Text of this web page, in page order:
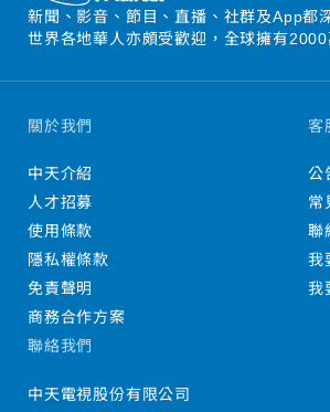
新聞、影音、節目、直播、社群及App都
世界各地華人亦頗受歡迎，全球擁有2000
關於我們
中天介紹
人才招募
使用條款
隱私權條款
免責聲明
商務合作方案
客
公
常
聯
我
我
聯絡我們
中天電視股份有限公司